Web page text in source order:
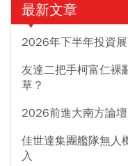
最新文章
2026年下半年投資
友達二把手柯富仁裸
草？
2026前進大南方論壇
佳世達集團艦隊無人
入